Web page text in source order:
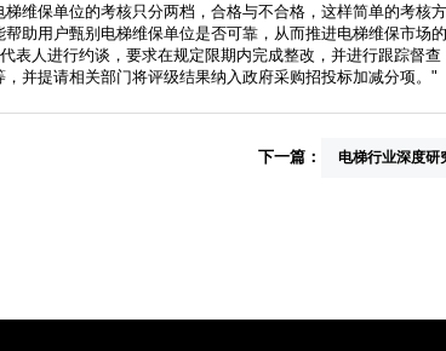
维保单位的考核只分两档，合格与不合格，这样简单的考核
助用户甄别电梯维保单位是否可靠，从而推进电梯维保市场
表人进行约谈，要求在规定限期内完成整改，并进行跟踪督
并提请相关部门将评级结果纳入政府采购招投标加减分项。"
下一篇： 电梯行业深度研